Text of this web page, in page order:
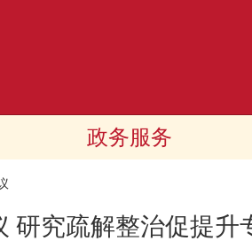
政务服务
研究疏解整治促提